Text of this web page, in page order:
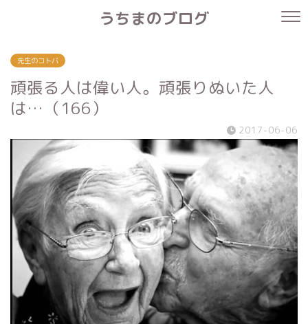
うちまのブログ
先生のコトバ
頑張る人は偉い人。頑張りぬいた人
は…（166）
2017-06-06